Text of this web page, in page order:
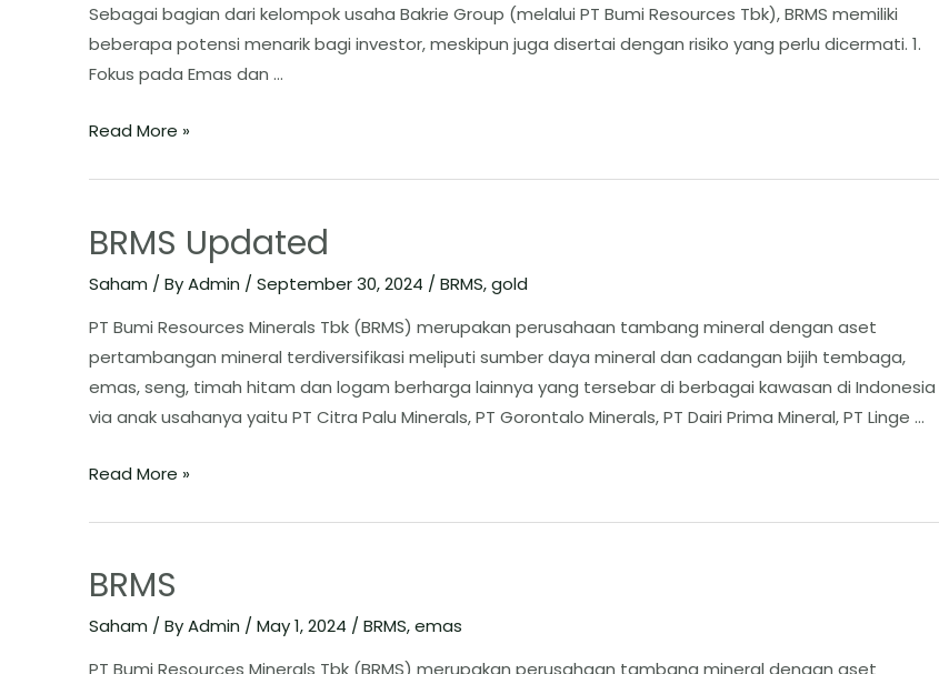
Sebagai bagian dari kelompok usaha Bakrie Group (melalui PT Bumi Resources Tbk), BRMS memiliki
beberapa potensi menarik bagi investor, meskipun juga disertai dengan risiko yang perlu dicermati. ​1.
Fokus pada Emas dan …
Read More »
BRMS Updated
Saham / ByAdmin /September 30, 2024 /BRMS,gold
PT Bumi Resources Minerals Tbk (BRMS) merupakan perusahaan tambang mineral dengan aset
pertambangan mineral terdiversifikasi meliputi sumber daya mineral dan cadangan bijih tembaga,
emas, seng, timah hitam dan logam berharga lainnya yang tersebar di berbagai kawasan di Indonesia
via anak usahanya yaitu PT Citra Palu Minerals, PT Gorontalo Minerals, PT Dairi Prima Mineral, PT Linge …
Read More »
BRMS
Saham / ByAdmin / May 1, 2024 / BRMS,emas
PT Bumi Resources Minerals Tbk (BRMS) merupakan perusahaan tambang mineral dengan aset